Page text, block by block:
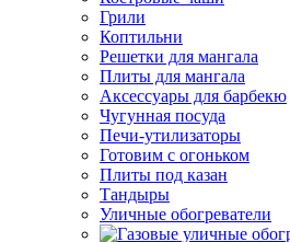
Грили
Коптильни
Решетки для мангала
Плиты для мангала
Аксессуары для барбекю
Чугунная посуда
Печи-утилизаторы
Готовим с огоньком
Плиты под казан
Тандыры
Уличные обогреватели